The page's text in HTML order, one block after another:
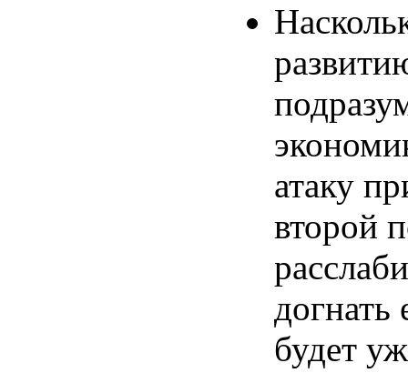
атаку
второй
догнать
будет